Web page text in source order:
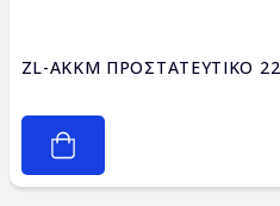
ZL-AKKM ΠΡΟΣΤΑΤΕΥΤΙΚΟ